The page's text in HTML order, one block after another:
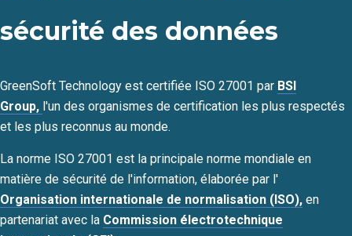
sécurité des données
GreenSoft Technology est certifiée ISO 27001 par BSI
Group, l'un des organismes de certification les plus respectés
et les plus reconnus au monde.
La norme ISO 27001 est la principale norme mondiale en
matière de sécurité de l'information, élaborée par l'
Organisation internationale de normalisation (ISO), en
partenariat avec la Commission électrotechnique